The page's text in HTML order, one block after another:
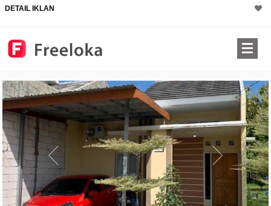
DETAIL IKLAN